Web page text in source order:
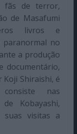
fãs de terror,
de Masafumi
livros e
paranormal no
a produção
documentário,
Koji Shiraishi, é
nas
Kobayashi,
suas visitas a